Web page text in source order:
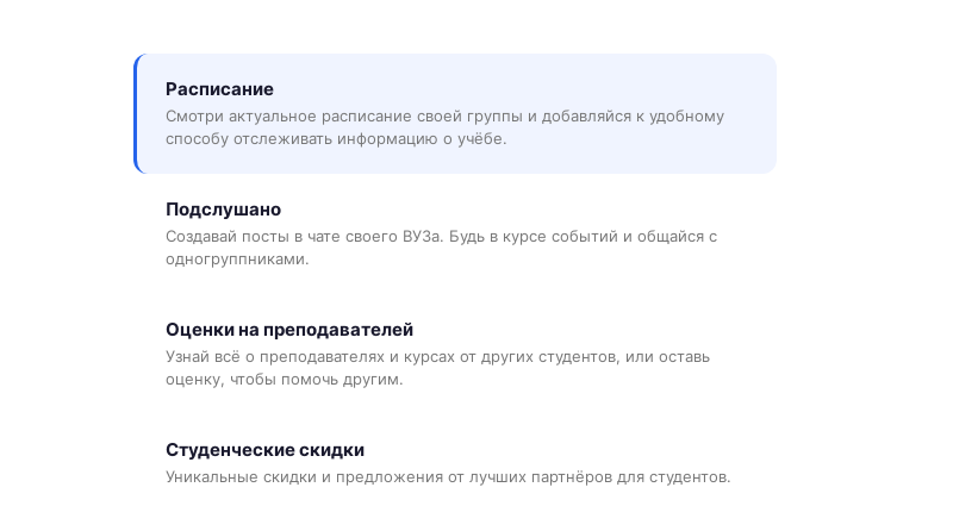
Расписание
Смотри актуальное расписание своей группы и добавляйся к удобному
способу отслеживать информацию о учёбе.
Подслушано
Создавай посты в чате своего ВУЗа. Будь в курсе событий и общайся с
одногруппниками.
Оценки на преподавателей
Узнай всё о преподавателях и курсах от других студентов, или оставь
оценку, чтобы помочь другим.
Студенческие скидки
Уникальные скидки и предложения от лучших партнёров для студентов.